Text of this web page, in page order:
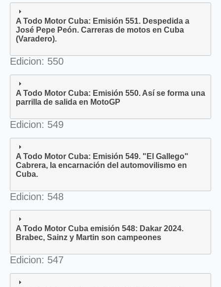
A Todo Motor Cuba: Emisión 551. Despedida a
José Pepe Peón. Carreras de motos en Cuba
(Varadero).
Edicion: 550
A Todo Motor Cuba: Emisión 550. Así se forma una
parrilla de salida en MotoGP
Edicion: 549
A Todo Motor Cuba: Emisión 549. "El Gallego"
Cabrera, la encarnación del automovilismo en
Cuba.
Edicion: 548
A Todo Motor Cuba emisión 548: Dakar 2024.
Brabec, Sainz y Martin son campeones
Edicion: 547